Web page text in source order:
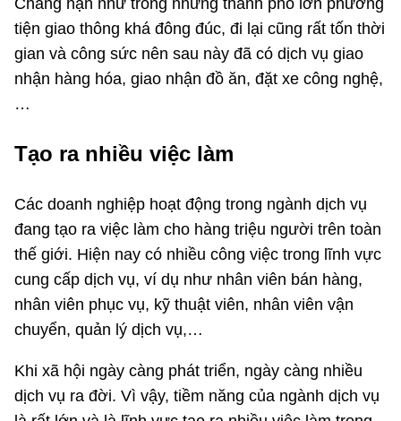
Chẳng hạn như trong những thành phố lớn phương
tiện giao thông khá đông đúc, đi lại cũng rất tốn thời
gian và công sức nên sau này đã có dịch vụ giao
nhận hàng hóa, giao nhận đồ ăn, đặt xe công nghệ,
…
Tạo ra nhiều việc làm
Các doanh nghiệp hoạt động trong ngành dịch vụ
đang tạo ra việc làm cho hàng triệu người trên toàn
thế giới. Hiện nay có nhiều công việc trong lĩnh vực
cung cấp dịch vụ, ví dụ như nhân viên bán hàng,
nhân viên phục vụ, kỹ thuật viên, nhân viên vận
chuyển, quản lý dịch vụ,…
Khi xã hội ngày càng phát triển, ngày càng nhiều
dịch vụ ra đời. Vì vậy, tiềm năng của ngành dịch vụ